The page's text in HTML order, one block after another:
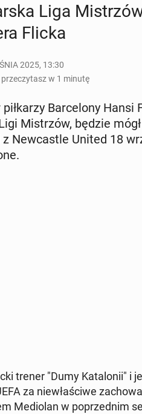
Liga
Flicka
2025, 13:30
przeczytasz w 1 minutę
pił­ka­rzy Bar­ce­lo­ny
Mi­strzów, będzie
New­ca­stle United 18
trener "Dumy Ka­ta­lo­nii" i
za nie­wła­ści­we
Me­dio­lan w po­przed­nim